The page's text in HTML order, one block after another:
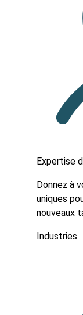
Expertise
Donnez à
uniques
nouveaux
Industries